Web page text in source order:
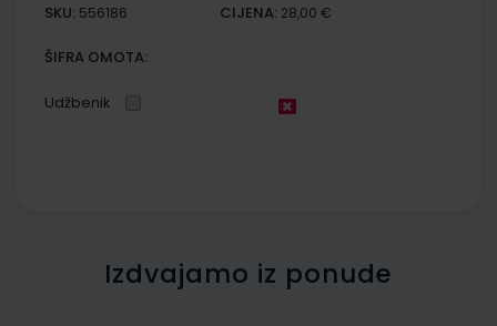
SKU: 556186 CIJENA: 28,00 €
ŠIFRA OMOTA:
Udžbenik
Izdvajamo iz ponude